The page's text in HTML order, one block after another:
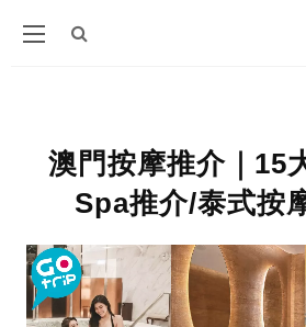
澳門按摩推介｜15
Spa推介/泰式按